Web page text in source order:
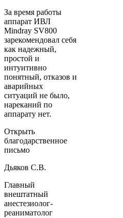
За время работы
аппарат ИВЛ
Mindray SV800
зарекомендовал себя
как надежный,
простой и
интуитивно
понятный, отказов и
аварийных
ситуаций не было,
нареканий по
аппарату нет.
Открыть
благодарственное
письмо
Дьяков С.В.
Главный
внештатный
анестезиолог-
реаниматолог